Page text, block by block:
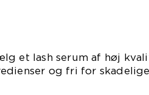
et lash serum af høj
og fri for